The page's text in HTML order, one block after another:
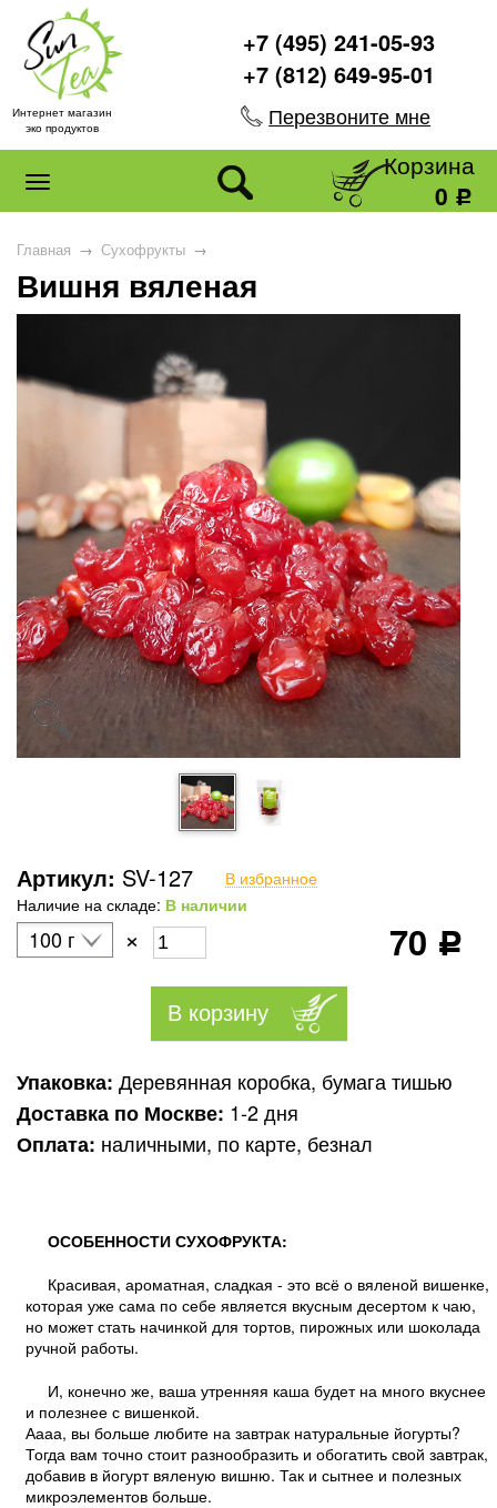
Интернет магазин
эко продуктов
+7 (495) 241-05-93
+7 (812) 649-95-01
Перезвоните мне
Корзина
0 Р
Главная → Сухофрукты →
Вишня вяленая
Артикул: SV-127
100 г ×
В избранное
70 Р
Наличие на складе: В наличии
Упаковка: Деревянная коробка, бумага тишью
Доставка по Москве: 1-2 дня
Оплата: наличными, по карте, безнал
ОСОБЕННОСТИ СУХОФРУКТА:
Красивая, ароматная, сладкая - это всё о вяленой вишенке,
которая уже сама по себе является вкусным десертом к чаю,
но может стать начинкой для тортов, пирожных или шоколада
ручной работы.
И, конечно же, ваша утренняя каша будет на много вкуснее
и полезнее с вишенкой.
Аааа, вы больше любите на завтрак натуральные йогурты?
Тогда вам точно стоит разнообразить и обогатить свой завтрак,
добавив в йогурт вяленую вишню. Так и сытнее и полезных
микроэлементов больше.